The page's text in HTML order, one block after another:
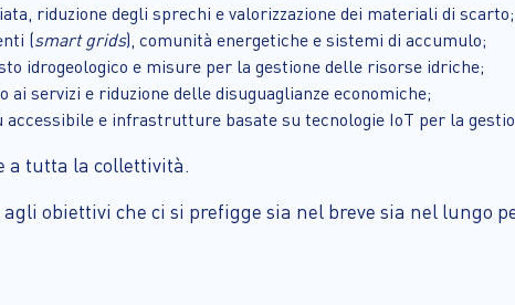
riduzione degli sprechi e valorizzazione dei materiali di scarto;
(smart grids), comunità energetiche e sistemi di accumulo;
idrogeologico e misure per la gestione delle risorse idriche;
ai servizi e riduzione delle disuguaglianze economiche;
accessibile e infrastrutture basate su tecnologie IoT per la
a tutta la collettività.
obiettivi che ci si prefigge sia nel breve sia nel lungo